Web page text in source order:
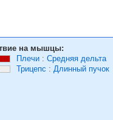
на мышцы:
Плечи : Средняя дельта
Трицепс : Длинный пучок